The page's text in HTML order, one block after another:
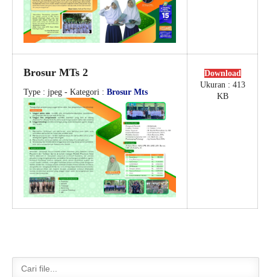
2D
Brosur MTs 2
Type : jpeg - Kategori : Brosur Mts
Download
Ukuran : 413
KB